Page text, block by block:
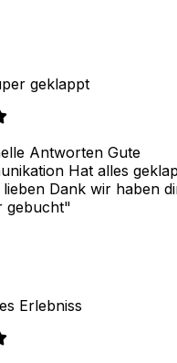
geklappt
Antworten Gute
Hat alles
lieben Dank wir haben
gebucht"
Erlebniss